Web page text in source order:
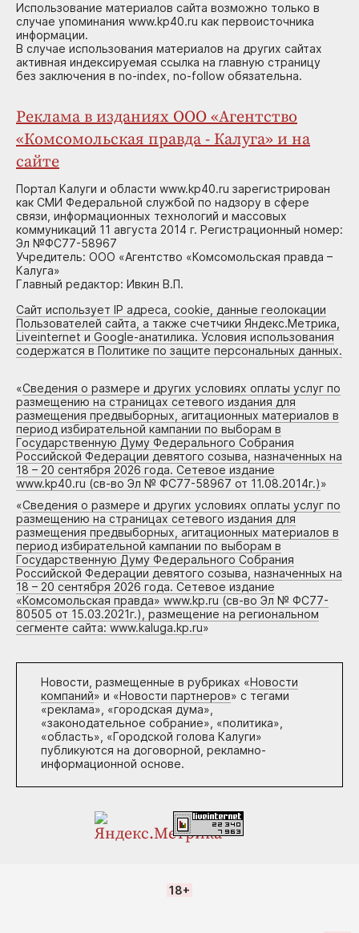
Использование материалов сайта возможно только в
случае упоминания www.kp40.ru как первоисточника
информации.
В случае использования материалов на других сайтах
активная индексируемая ссылка на главную страницу
без заключения в no-index, no-follow обязательна.
Реклама в изданиях ООО «Агентство
«Комсомольская правда - Калуга» и на
сайте
Портал Калуги и области www.kp40.ru зарегистрирован
как СМИ Федеральной службой по надзору в сфере
связи, информационных технологий и массовых
коммуникаций 11 августа 2014 г. Регистрационный номер:
Эл №ФС77-58967
Учредитель: ООО «Агентство «Комсомольская правда –
Калуга»
Главный редактор: Ивкин В.П.
Сайт использует IP адреса, cookie, данные геолокации
Пользователей сайта, а также счетчики Яндекс.Метрика,
Liveinternet и Google-анатилика. Условия использования
содержатся в Политике по защите персональных данных.
«Сведения о размере и других условиях оплаты услуг по
размещению на страницах сетевого издания для
размещения предвыборных, агитационных материалов в
период избирательной кампании по выборам в
Государственную Думу Федерального Собрания
Российской Федерации девятого созыва, назначенных на
18 – 20 сентября 2026 года. Сетевое издание
www.kp40.ru (св-во Эл № ФС77-58967 от 11.08.2014г.)»
«Сведения о размере и других условиях оплаты услуг по
размещению на страницах сетевого издания для
размещения предвыборных, агитационных материалов в
период избирательной кампании по выборам в
Государственную Думу Федерального Собрания
Российской Федерации девятого созыва, назначенных на
18 – 20 сентября 2026 года. Сетевое издание
«Комсомольская правда» www.kp.ru (св-во Эл № ФС77-
80505 от 15.03.2021г.), размещение на региональном
сегменте сайта: www.kaluga.kp.ru»
Новости, размещенные в рубриках «Новости
компаний» и «Новости партнеров» с тегами
«реклама», «городская дума»,
«законодательное собрание», «политика»,
«область», «Городской голова Калуги»
публикуются на договорной, рекламно-
информационной основе.
18+